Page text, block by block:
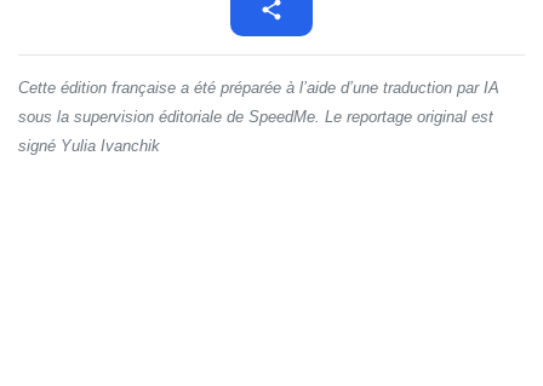
Cette édition française a été préparée à l’aide d’une traduction par IA
sous la supervision éditoriale de SpeedMe. Le reportage original est
signé Yulia Ivanchik